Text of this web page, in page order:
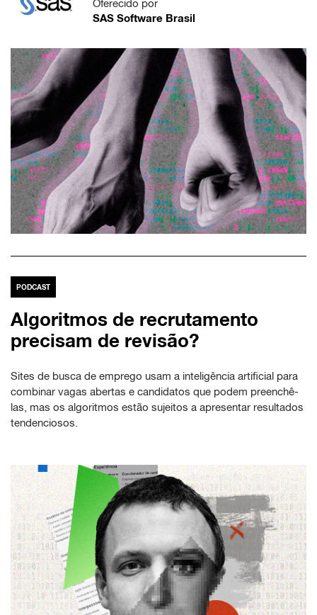
Oferecido por
SAS Software Brasil
PODCAST
Algoritmos de recrutamento
precisam de revisão?
Sites de busca de emprego usam a inteligência artificial para
combinar vagas abertas e candidatos que podem preenchê-
las, mas os algoritmos estão sujeitos a apresentar resultados
tendenciosos.